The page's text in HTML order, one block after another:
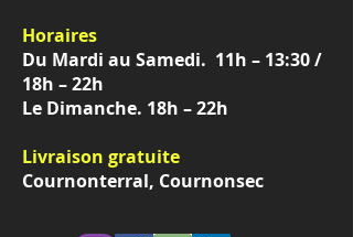
Horaires
Du Mardi au Samedi. 11h – 13:30 /
18h – 22h
Le Dimanche. 18h – 22h
Livraison gratuite
Cournonterral, Cournonsec